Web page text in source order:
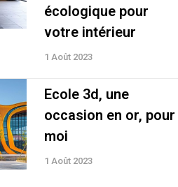
écologique pour
votre intérieur
1 Août 2023
Ecole 3d, une
occasion en or, pour
moi
1 Août 2023